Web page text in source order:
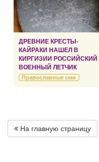
ДРЕВНИЕ КРЕСТЫ-
КАЙРАКИ НАШЕЛ В
КИРГИЗИИ РОССИЙСКИЙ
ВОЕННЫЙ ЛЕТЧИК
Православные сми
На главную страницу